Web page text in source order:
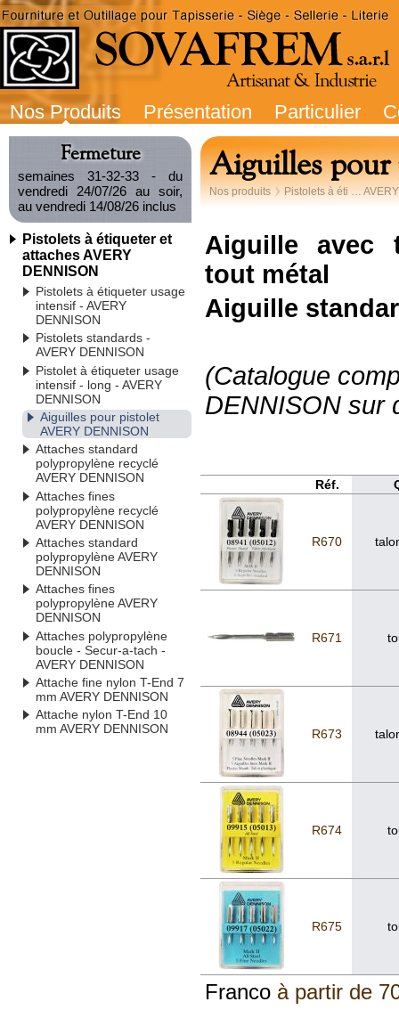
Nos Produits Présentation Particulier
Fermeture
semaines 31-32-33 - du
vendredi 24/07/26 au soir,
au vendredi 14/08/26 inclus
Pistolets à étiqueter et
attaches AVERY
DENNISON
Pistolets à étiqueter usage
intensif - AVERY
DENNISON
Pistolets standards -
AVERY DENNISON
Pistolet à étiqueter usage
intensif - long - AVERY
DENNISON
Aiguilles pour pistolet
AVERY DENNISON
Attaches standard
polypropylène recyclé
AVERY DENNISON
Attaches fines
polypropylène recyclé
AVERY DENNISON
Attaches standard
polypropylène AVERY
DENNISON
Attaches fines
polypropylène AVERY
DENNISON
Attaches polypropylène
boucle - Secur-a-tach -
AVERY DENNISON
Attache fine nylon T-End 7
mm AVERY DENNISON
Attache nylon T-End 10
mm AVERY DENNISON
Aiguilles
Nos produits Pistolets à éti …
Aiguille avec
tout métal
Aiguille
(Catalogue
DENNISON sur
Réf.
R670
R671
R673
R674
R675
Franco à partir de